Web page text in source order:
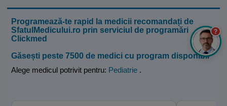
Programează-te rapid la medicii recomandați de
SfatulMedicului.ro prin serviciul de programări
Clickmed
Găsești peste 7500 de medici cu program disponibil
Alege medicul potrivit pentru: Pediatrie .
?